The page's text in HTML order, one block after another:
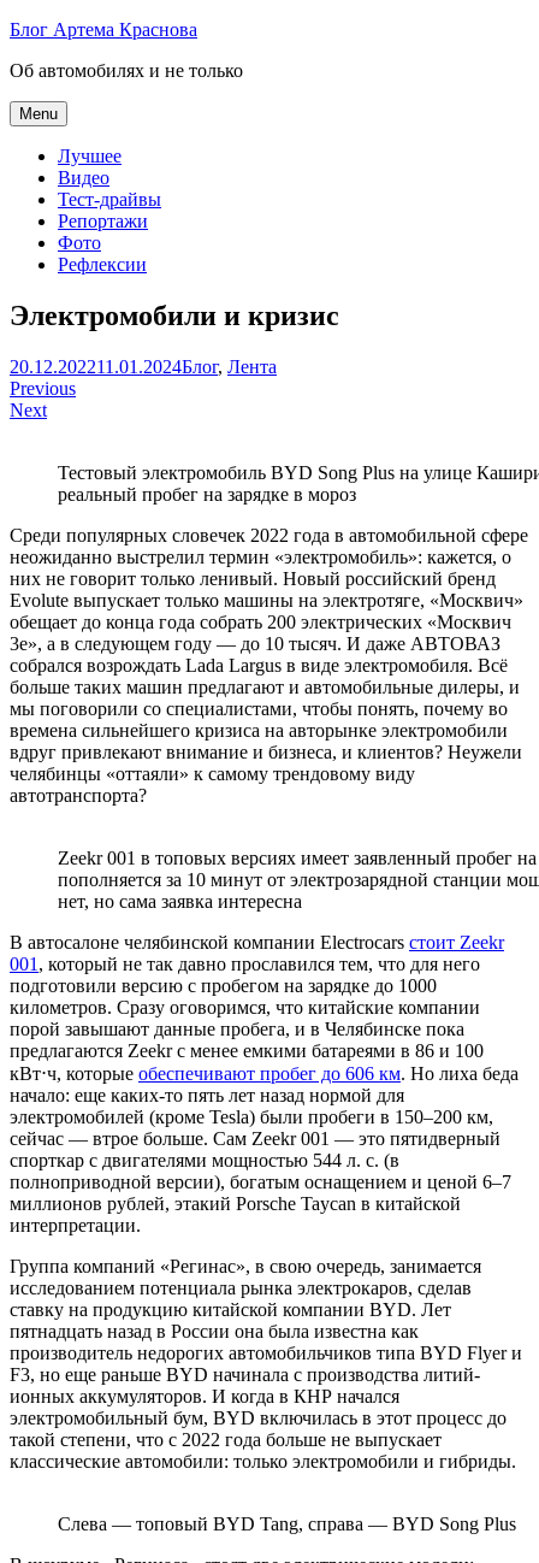
Skip
content
Блог Артема Краснова
Об автомобилях и не только
Menu
Лучшее
Видео
Тест-драйвы
Репортажи
Фото
Рефлексии
Электромобили и кризис
Артем
Краснов
20.12.202211.01.2024Блог, Лента
Навигация
по
Previous
Next
Тестовый электромобиль BYD Song Plus на улице
реальный пробег на зарядке в мороз
Среди популярных словечек 2022 года в автомобильной сфере
неожиданно выстрелил термин «электромобиль»: кажется, о
них не говорит только ленивый. Новый российский бренд
Evolute выпускает только машины на электротяге, «Москвич»
обещает до конца года собрать 200 электрических «Москвич
3е», а в следующем году — до 10 тысяч. И даже АВТОВАЗ
собрался возрождать Lada Largus в виде электромобиля. Всё
больше таких машин предлагают и автомобильные дилеры, и
мы поговорили со специалистами, чтобы понять, почему во
времена сильнейшего кризиса на авторынке электромобили
вдруг привлекают внимание и бизнеса, и клиентов? Неужели
челябинцы «оттаяли» к самому трендовому виду
автотранспорта?
Zeekr 001 в топовых версиях имеет заявленный пробег
пополняется за 10 минут от электрозарядной станции
нет, но сама заявка интересна
В автосалоне челябинской компании Electrocars стоит Zeekr
001 , который не так давно прославился тем, что для него
подготовили версию с пробегом на зарядке до 1000
километров. Сразу оговоримся, что китайские компании
порой завышают данные пробега, и в Челябинске пока
предлагаются Zeekr с менее емкими батареями в 86 и 100
кВт⋅ч, которые обеспечивают пробег до 606 км. Но лиха беда
начало: еще каких-то пять лет назад нормой для
электромобилей (кроме Tesla) были пробеги в 150–200 км,
сейчас — втрое больше. Сам Zeekr 001 — это пятидверный
спорткар с двигателями мощностью 544 л. с. (в
полноприводной версии), богатым оснащением и ценой 6–7
миллионов рублей, этакий Porsche Taycan в китайской
интерпретации.
Группа компаний «Регинас», в свою очередь, занимается
исследованием потенциала рынка электрокаров, сделав
ставку на продукцию китайской компании BYD. Лет
пятнадцать назад в России она была известна как
производитель недорогих автомобильчиков типа BYD Flyer и
F3, но еще раньше BYD начинала с производства литий-
ионных аккумуляторов. И когда в КНР начался
электромобильный бум, BYD включилась в этот процесс до
такой степени, что с 2022 года больше не выпускает
классические автомобили: только электромобили и гибриды.
Слева — топовый BYD Tang, справа — BYD Song Plus